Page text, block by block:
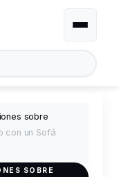
Alternar
sobre
con un Sofá
SOBRE